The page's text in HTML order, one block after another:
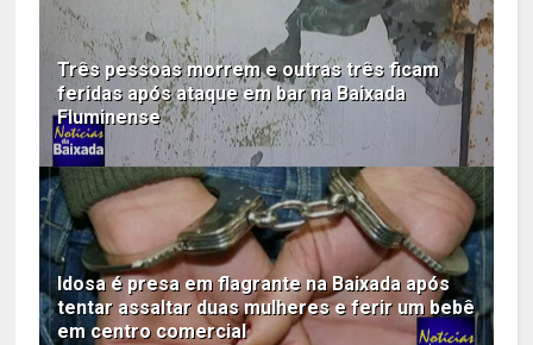
Três pessoas morrem e outras três ficam
feridas após ataque em bar na Baixada
Fluminense
Idosa é presa em flagrante na Baixada após
tentar assaltar duas mulheres e ferir um bebê
em centro comercial